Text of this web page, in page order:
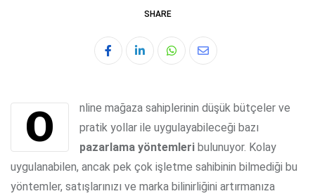
SHARE
Whatsapp
Share
Online mağaza sahiplerinin düşük bütçeler ve
pratik yollar ile uygulayabileceği bazı
pazarlama yöntemleri bulunuyor. Kolay
uygulanabilen, ancak pek çok işletme sahibinin bilmediği bu
yöntemler, satışlarınızı ve marka bilinirliğini artırmanıza